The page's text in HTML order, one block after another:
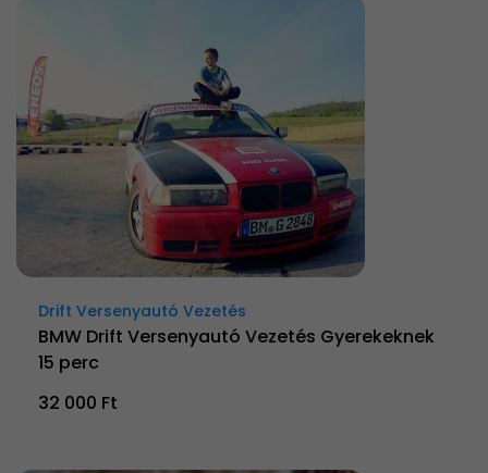
Drift Versenyautó Vezetés
BMW Drift Versenyautó Vezetés Gyerekeknek
15 perc
32 000 Ft